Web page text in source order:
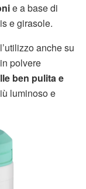
e a base di
e girasole.
anche su
polvere
ben pulita e
luminoso e